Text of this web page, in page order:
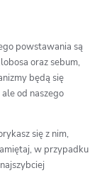
powstawania są
oraz sebum,
będą się
od naszego
się z nim,
w przypadku